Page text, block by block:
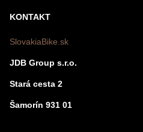
Nový komentár
MENO
VÁŠ E-MAIL
KONTAKT
SlovakiaBike.sk
JDB Group s.r.o.
Stará cesta 2
Šamorín 931 01